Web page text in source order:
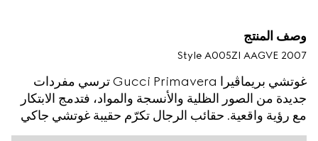
وصف المنتج
Style ‎A005ZI AAGVE 2007
غوتشي بريماڤيرا Gucci Primavera ترسي مفردات
جديدة من الصور الظلية والأنسجة والمواد، فتدمج الابتكار
مع رؤية واقعية. حقائب الرجال تكرّم حقيبة غوتشي جاكي
1961 Gucci Jackie 1961 بتعدد الوظائف. يمكن حمل هذا